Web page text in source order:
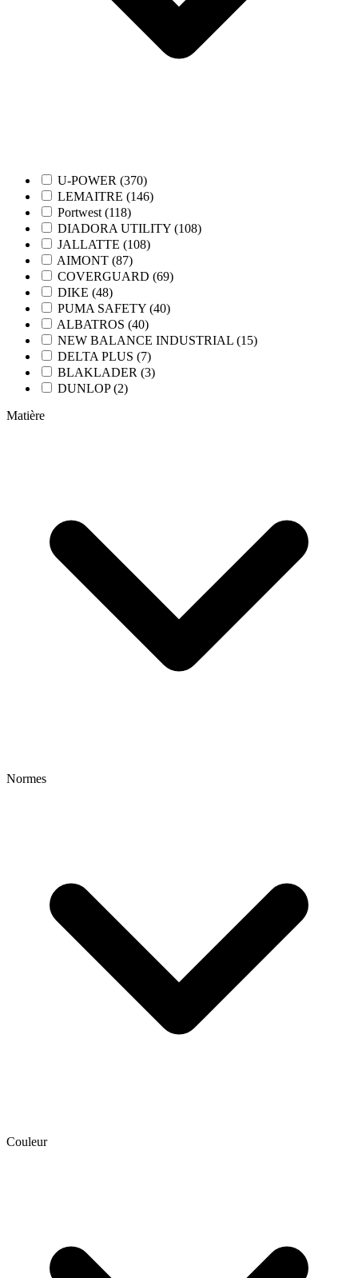
U-POWER (370)
LEMAITRE (146)
Portwest (118)
DIADORA UTILITY (108)
JALLATTE (108)
AIMONT (87)
COVERGUARD (69)
DIKE (48)
PUMA SAFETY (40)
ALBATROS (40)
NEW BALANCE INDUSTRIAL (15)
DELTA PLUS (7)
BLAKLADER (3)
DUNLOP (2)
Matière
Normes
Couleur